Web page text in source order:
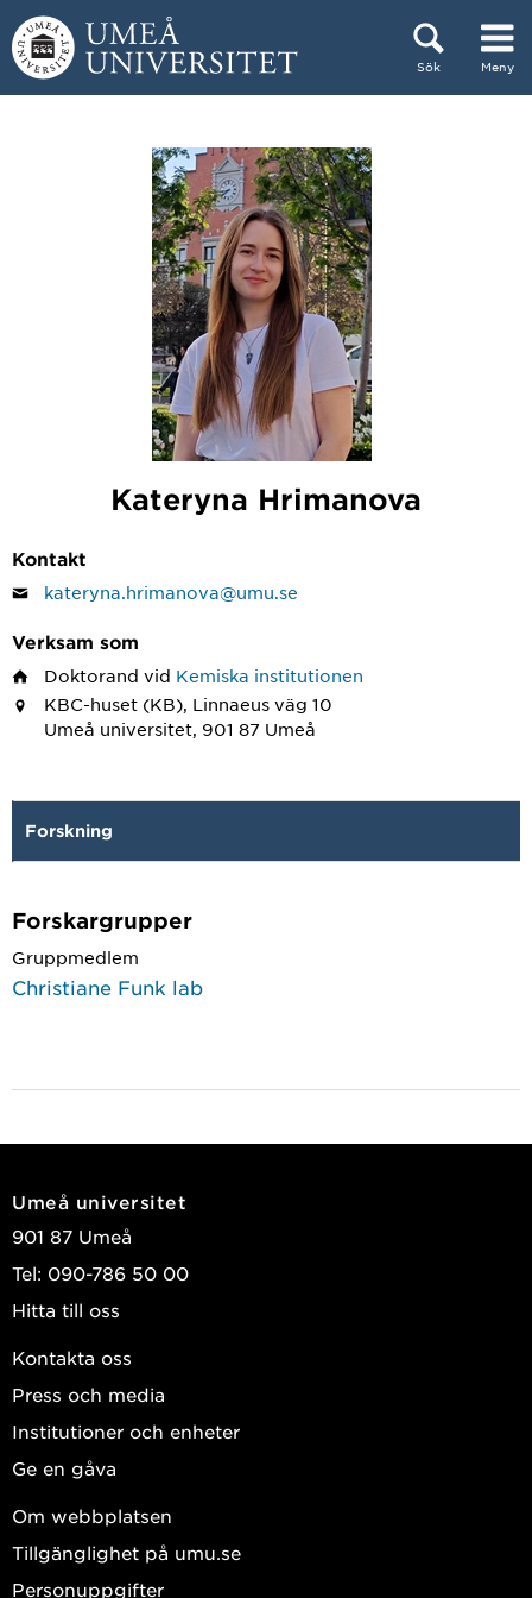
Hoppa direkt till innehållet
Sök Meny
Kateryna Hrimanova
Kontakt
kateryna.hrimanova@umu.se
Verksam som
Doktorand vid Kemiska institutionen
KBC-huset (KB), Linnaeus väg 10
Umeå universitet, 901 87 Umeå
Forskning
Forskargrupper
Gruppmedlem
Christiane Funk lab
Umeå universitet
901 87 Umeå
Tel: 090-786 50 00
Hitta till oss
Kontakta oss
Press och media
Institutioner och enheter
Ge en gåva
Om webbplatsen
Tillgänglighet på umu.se
Personuppgifter